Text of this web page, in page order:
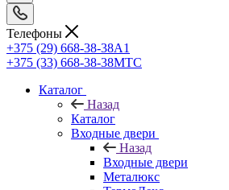
Телефоны
+375 (29) 668-38-38A1
+375 (33) 668-38-38МТС
Каталог
Назад
Каталог
Входные двери
Назад
Входные двери
Металюкс